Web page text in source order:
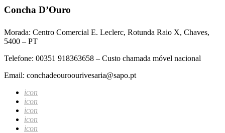
Concha D’Ouro
Morada: Centro Comercial E. Leclerc, Rotunda Raio X, Chaves,
5400 – PT
Telefone: 00351 918363658 – Custo chamada móvel nacional
Email: conchadeouroourivesaria@sapo.pt
icon
icon
icon
icon
icon